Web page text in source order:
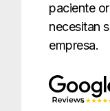
paciente
necesitan
empresa.